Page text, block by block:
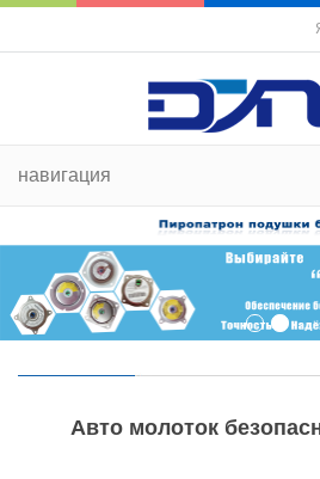
навигация
Авто молоток